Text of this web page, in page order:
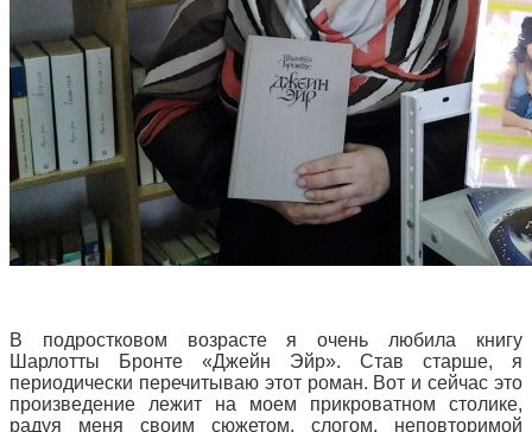
В подростковом возрасте я очень любила книгу
Шарлотты Бронте «Джейн Эйр». Став старше, я
периодически перечитываю этот роман. Вот и сейчас это
произведение лежит на моем прикроватном столике,
радуя меня своим сюжетом, слогом, неповторимой